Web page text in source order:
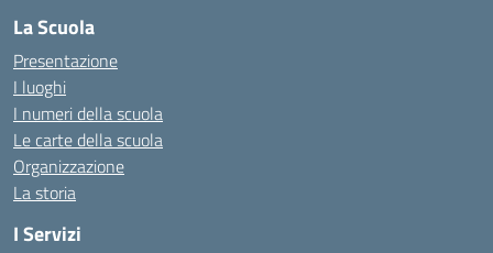
La Scuola
Presentazione
I luoghi
I numeri della scuola
Le carte della scuola
Organizzazione
La storia
I Servizi